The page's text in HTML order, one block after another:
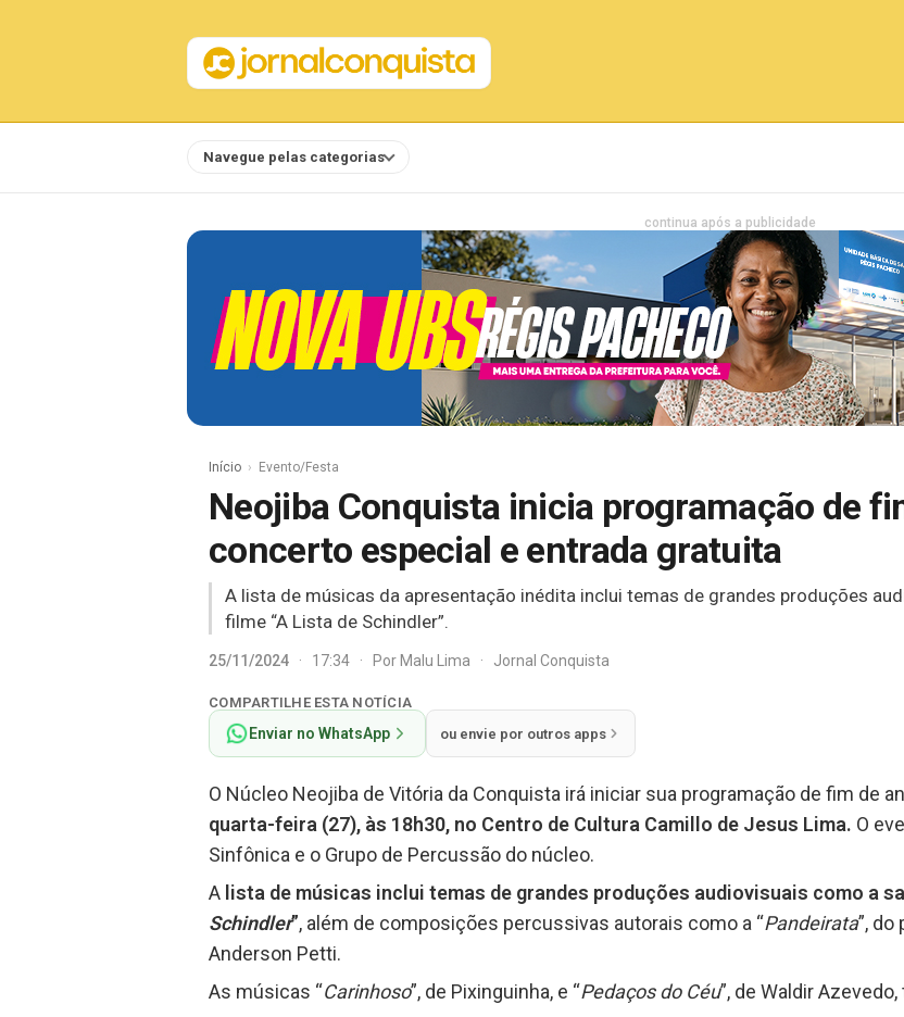
Navegue pelas categorias
continua após a publicidade
Início Evento/Festa
Neojiba Conquista inicia programação de
concerto especial e entrada gratuita
A lista de músicas da apresentação inédita inclui temas de grandes produções
filme “A Lista de Schindler”.
25/11/2024 · 17:34 · PorMalu Lima · Jornal Conquista
COMPARTILHE ESTA NOTÍCIA
Enviar no WhatsApp ou envie por outros apps
O Núcleo Neojiba de Vitória da Conquista irá iniciar sua programação de fim de
quarta-feira (27), às 18h30, no Centro de Cultura Camillo de Jesus Lima. O
Sinfônica e o Grupo de Percussão do núcleo.
A lista de músicas inclui temas de grandes produções audiovisuais como a
Schindler”, além de composições percussivas autorais como a “Pandeirata”,
Anderson Petti.
As músicas “Carinhoso”, de Pixinguinha, e “Pedaços do Céu”, de Waldir